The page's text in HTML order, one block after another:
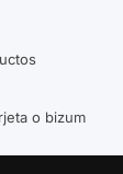
o bizum